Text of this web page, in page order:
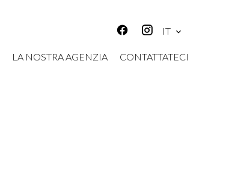
IT
LA NOSTRA AGENZIA CONTATTATECI